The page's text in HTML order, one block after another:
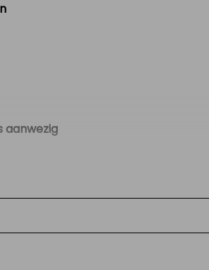
aanwezig
goed onderhouden auto